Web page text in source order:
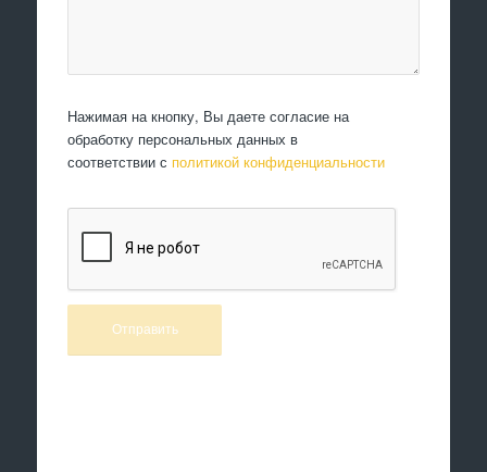
Нажимая на кнопку, Вы даете согласие на
обработку персональных данных в
соответствии с политикой конфиденциальности